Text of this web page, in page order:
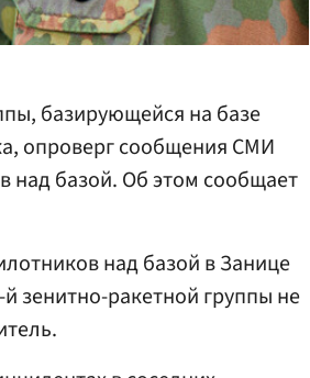
базирующейся на базе
опроверг сообщения СМИ
над базой. Об этом сообщает
над базой в Занице
зенитно-ракетной группы не